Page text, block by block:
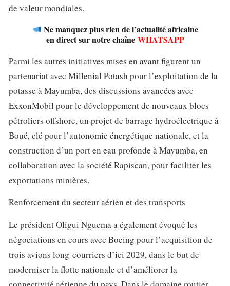
de valeur mondiales.
Ne manquez plus rien de l’actualité africaine
en direct sur notre chaîne WHATSAPP
Parmi les autres initiatives mises en avant figurent un
partenariat avec Millenial Potash pour l’exploitation de la
potasse à Mayumba, des discussions avancées avec
ExxonMobil pour le développement de nouveaux blocs
pétroliers offshore, un projet de barrage hydroélectrique à
Boué, clé pour l’autonomie énergétique nationale, et la
construction d’un port en eau profonde à Mayumba, en
collaboration avec la société Rapiscan, pour faciliter les
exportations minières.
Renforcement du secteur aérien et des transports
Le président Oligui Nguema a également évoqué les
négociations en cours avec Boeing pour l’acquisition de
trois avions long-courriers d’ici 2029, dans le but de
moderniser la flotte nationale et d’améliorer la